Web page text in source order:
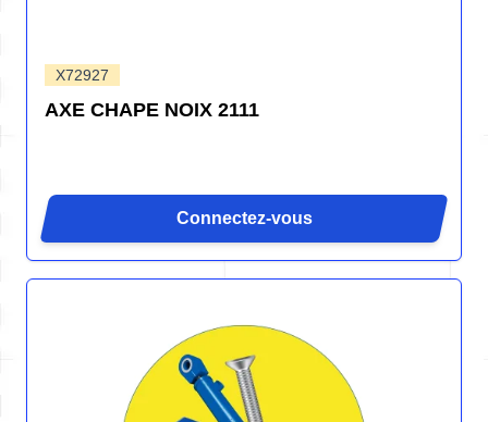
X72927
AXE CHAPE NOIX 2111
Connectez-vous